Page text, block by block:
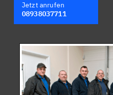
Jetzt anrufen
08938037711